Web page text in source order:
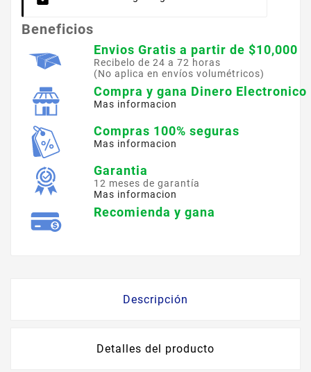
Beneficios
Envios Gratis a partir de $10,000
Recibelo de 24 a 72 horas
(No aplica en envíos volumétricos)
Compra y gana Dinero Electronico
Mas informacion
Compras 100% seguras
Mas informacion
Garantia
12 meses de garantía
Mas informacion
Recomienda y gana
Descripción
Detalles del producto